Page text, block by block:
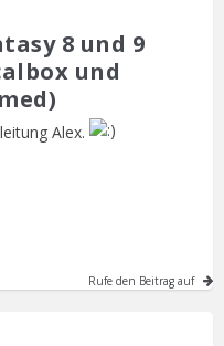
8 und 9
und
Alex.
Rufe den Beitrag auf